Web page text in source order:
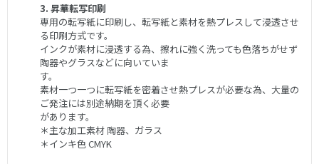
3. 昇華転写印刷
専用の転写紙に印刷し、転写紙と素材を熱プレスして浸透させ
る印刷方式です。
インクが素材に浸透する為、擦れに強く洗っても色落ちがせず
陶器やグラスなどに向いていま
す。
素材一つ一つに転写紙を密着させ熱プレスが必要な為、大量の
ご発注には別途納期を頂く必要
があります。
＊主な加工素材 陶器、ガラス
＊インキ色 CMYK